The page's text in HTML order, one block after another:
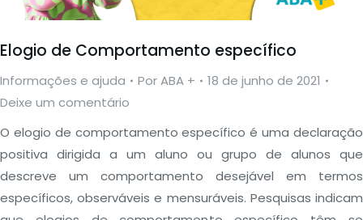
Elogio de Comportamento específico
Informações e ajuda PorABA +
18 de junho de 2021
Deixe um comentário
O elogio de comportamento específico é uma declaração
positiva dirigida a um aluno ou grupo de alunos que
descreve um comportamento desejável em termos
específicos, observáveis e mensuráveis. Pesquisas indicam